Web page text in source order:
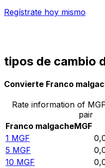
Regístrate hoy mismo
tipos de cambio
Convierte Franco
Rate information of
pair
Franco malgacheMGF
1 MGF
5 MGF
10 MGF